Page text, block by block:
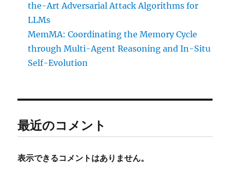
the-Art Adversarial Attack Algorithms for
LLMs
MemMA: Coordinating the Memory Cycle
through Multi-Agent Reasoning and In-Situ
Self-Evolution
最近のコメント
表示できるコメントはありません。